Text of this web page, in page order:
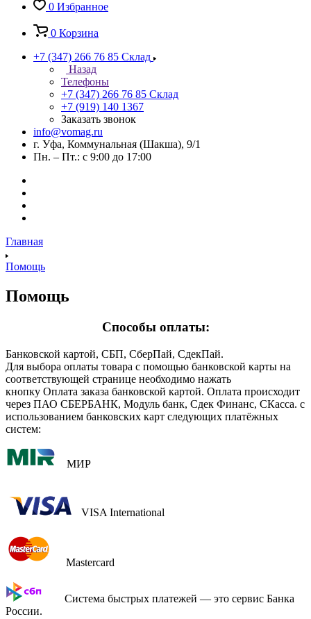
0 Избранное
0 Корзина
+7 (347) 266 76 85 Склад
Назад
Телефоны
+7 (347) 266 76 85 Склад
+7 (919) 140 1367
Заказать звонок
info@vomag.ru
г. Уфа, Коммунальная (Шакша), 9/1
Пн. – Пт.: с 9:00 до 17:00
Главная
Помощь
Помощь
Способы оплаты:
Банковской картой, СБП, СберПай, СдекПай.
Для выбора оплаты товара с помощью банковской карты на
соответствующей странице необходимо нажать
кнопку Оплата заказа банковской картой. Оплата происходит
через ПАО СБЕРБАНК, Модуль банк, Сдек Финанс, СКасса. с
использованием банковских карт следующих платёжных
систем:
МИР
VISA International
Mastercard
Система быстрых платежей — это сервис Банка
России.